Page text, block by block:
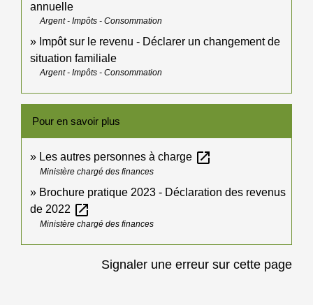
annuelle
Argent - Impôts - Consommation
Impôt sur le revenu - Déclarer un changement de
situation familiale
Argent - Impôts - Consommation
Pour en savoir plus
Les autres personnes à charge open_in_new
Ministère chargé des finances
Brochure pratique 2023 - Déclaration des revenus
de 2022 open_in_new
Ministère chargé des finances
Signaler une erreur sur cette page